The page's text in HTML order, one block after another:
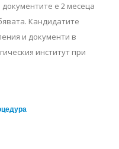
е 2 месеца
Кандидатите
и документи в
институт при